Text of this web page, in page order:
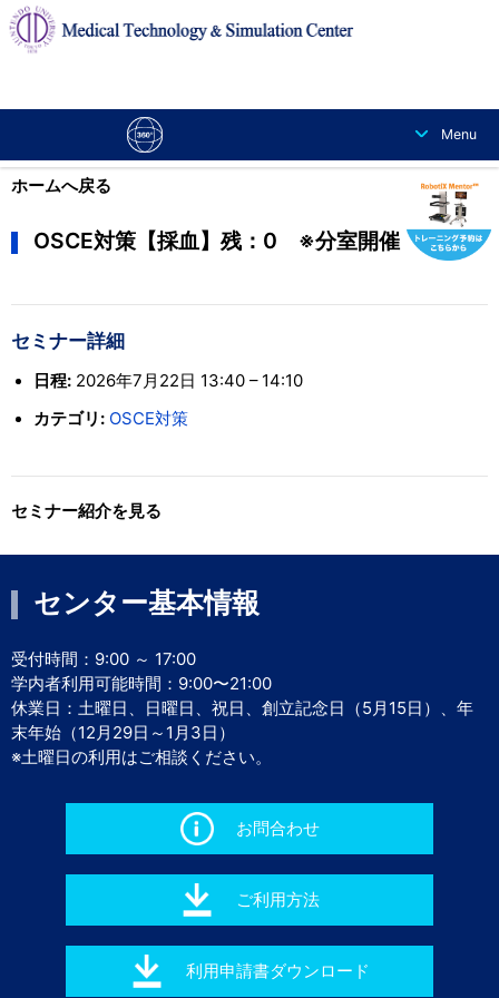
Menu
交通アクセス
ホームへ戻る
OSCE対策【採血】残：0 ※分室開催
セミナー詳細
日程: 2026年7月22日 13:40 – 14:10
カテゴリ: OSCE対策
セミナー紹介を見る
センター基本情報
受付時間：9:00 ～ 17:00
学内者利用可能時間：9:00〜21:00
休業日：土曜日、日曜日、祝日、創立記念日（5月15日）、年
末年始（12月29日～1月3日）
※土曜日の利用はご相談ください。
お問合わせ
ご利用方法
利用申請書ダウンロード